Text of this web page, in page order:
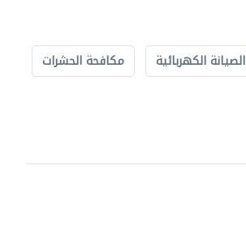
الصيانة الكهربائية
مكافحة الحشرات